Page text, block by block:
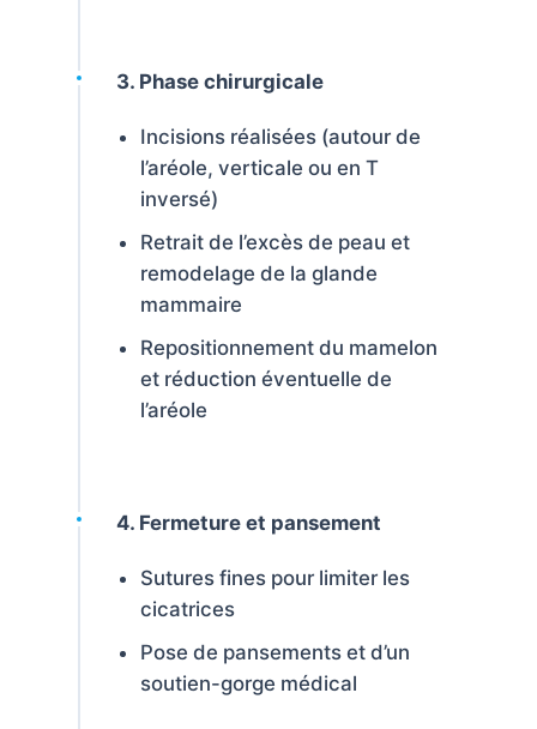
3. Phase chirurgicale
Incisions réalisées (autour de
l’aréole, verticale ou en T
inversé)
Retrait de l’excès de peau et
remodelage de la glande
mammaire
Repositionnement du mamelon
et réduction éventuelle de
l’aréole
4. Fermeture et pansement
Sutures fines pour limiter les
cicatrices
Pose de pansements et d’un
soutien-gorge médical